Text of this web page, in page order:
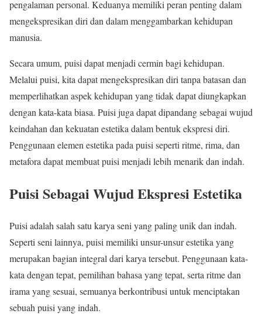
pengalaman personal. Keduanya memiliki peran penting dalam
mengekspresikan diri dan dalam menggambarkan kehidupan
manusia.
Secara umum, puisi dapat menjadi cermin bagi kehidupan.
Melalui puisi, kita dapat mengekspresikan diri tanpa batasan dan
memperlihatkan aspek kehidupan yang tidak dapat diungkapkan
dengan kata-kata biasa. Puisi juga dapat dipandang sebagai wujud
keindahan dan kekuatan estetika dalam bentuk ekspresi diri.
Penggunaan elemen estetika pada puisi seperti ritme, rima, dan
metafora dapat membuat puisi menjadi lebih menarik dan indah.
Puisi Sebagai Wujud Ekspresi Estetika
Puisi adalah salah satu karya seni yang paling unik dan indah.
Seperti seni lainnya, puisi memiliki unsur-unsur estetika yang
merupakan bagian integral dari karya tersebut. Penggunaan kata-
kata dengan tepat, pemilihan bahasa yang tepat, serta ritme dan
irama yang sesuai, semuanya berkontribusi untuk menciptakan
sebuah puisi yang indah.